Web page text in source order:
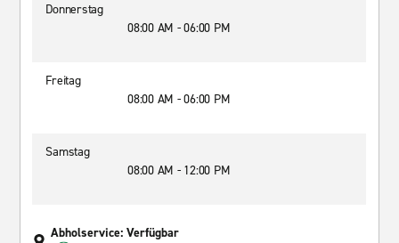
Donnerstag
08:00 AM - 06:00 PM
Freitag
08:00 AM - 06:00 PM
Samstag
08:00 AM - 12:00 PM
Abholservice: Verfügbar